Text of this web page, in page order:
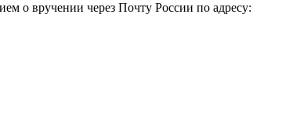
о вручении через Почту России по адресу: